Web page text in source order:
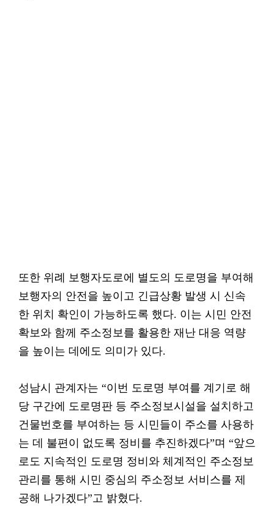
또한 위례 보행자도로에 별도의 도로명을 부여해
보행자의 안전을 높이고 긴급상황 발생 시 신속
한 위치 확인이 가능하도록 했다. 이는 시민 안전
확보와 함께 주소정보를 활용한 재난 대응 역량
을 높이는 데에도 의미가 있다.
성남시 관계자는 “이번 도로명 부여를 계기로 해
당 구간에 도로명판 등 주소정보시설을 설치하고
건물번호를 부여하는 등 시민들이 주소를 사용하
는 데 불편이 없도록 정비를 추진하겠다”며 “앞으
로도 지속적인 도로명 정비와 체계적인 주소정보
관리를 통해 시민 중심의 주소정보 서비스를 제
공해 나가겠다”고 밝혔다.